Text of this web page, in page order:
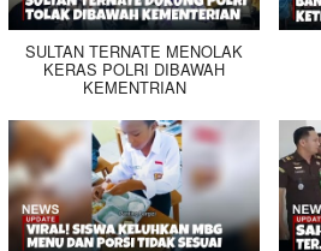
SULTAN TERNATE MENOLAK
KERAS POLRI DIBAWAH
KEMENTRIAN